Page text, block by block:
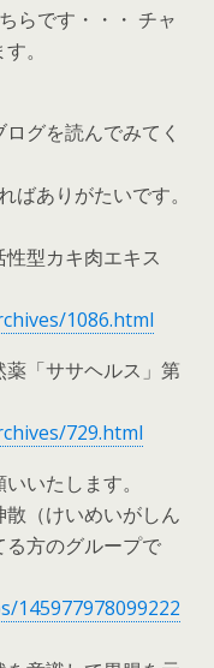
らです・・・ チャ
。
グを読んでみてく
ばありがたいです。
型カキ肉エキス
1086.html
「ササヘルス」第
729.html
いたします。
（けいめいがしん
る方のグループで
145977978099222